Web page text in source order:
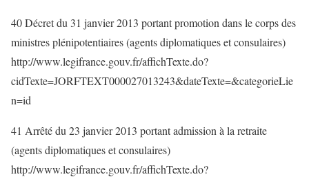
40 Décret du 31 janvier 2013 portant promotion dans le corps des
ministres plénipotentiaires (agents diplomatiques et consulaires)
http://www.legifrance.gouv.fr/affichTexte.do?
cidTexte=JORFTEXT000027013243&dateTexte=&categorieLie
n=id
41 Arrêté du 23 janvier 2013 portant admission à la retraite
(agents diplomatiques et consulaires)
http://www.legifrance.gouv.fr/affichTexte.do?